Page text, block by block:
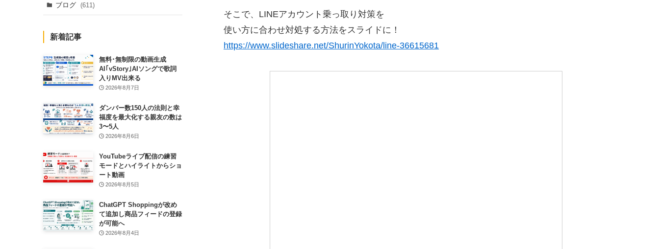
そこで、LINEアカウント乗っ取り対策を
使い方に合わせ対処する方法をスライドに！
https://www.slideshare.net/ShurinYokota/line-36615681
ブログ (611)
新着記事
無料･無制限の動画生成
AI｢vStory｣AIソングで歌詞
入りMV出来る
2026年8月7日
ダンバー数150人の法則と幸
福度を最大化する親友の数は
3〜5人
2026年8月6日
YouTubeライブ配信の練習
モードとハイライトからショ
ート動画
2026年8月5日
ChatGPT Shoppingが改め
て追加し商品フィードの登録
が可能へ
2026年8月4日